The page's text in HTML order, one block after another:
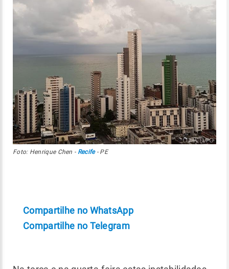
Foto: Henrique Chen - Recife- PE
Compartilhe no WhatsApp
Compartilhe no Telegram